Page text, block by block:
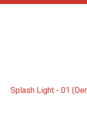
Splash Light - 01